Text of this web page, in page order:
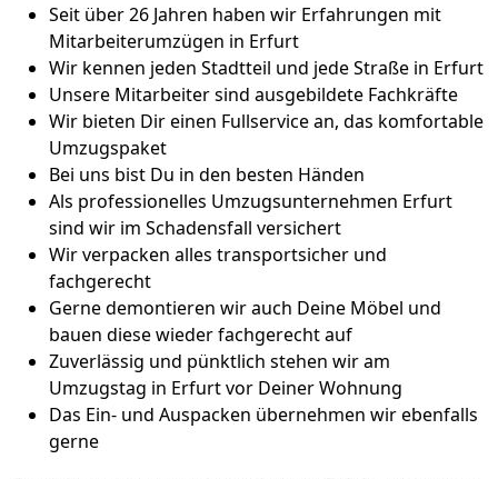
Seit über 26 Jahren haben wir Erfahrungen mit
Mitarbeiterumzügen in Erfurt
Wir kennen jeden Stadtteil und jede Straße in Erfurt
Unsere Mitarbeiter sind ausgebildete Fachkräfte
Wir bieten Dir einen Fullservice an, das komfortable
Umzugspaket
Bei uns bist Du in den besten Händen
Als professionelles Umzugsunternehmen Erfurt
sind wir im Schadensfall versichert
Wir verpacken alles transportsicher und
fachgerecht
Gerne demontieren wir auch Deine Möbel und
bauen diese wieder fachgerecht auf
Zuverlässig und pünktlich stehen wir am
Umzugstag in Erfurt vor Deiner Wohnung
Das Ein- und Auspacken übernehmen wir ebenfalls
gerne